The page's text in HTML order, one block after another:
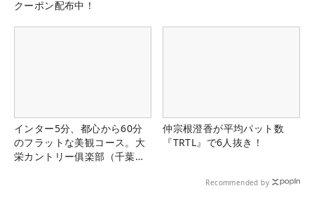
クーポン配布中！
インター5分、都心から60分
のフラットな美観コース。大
栄カントリー俱楽部（千葉
仲宗根澄香が平均パット数
『TRTL』で6人抜き！
Recommended by